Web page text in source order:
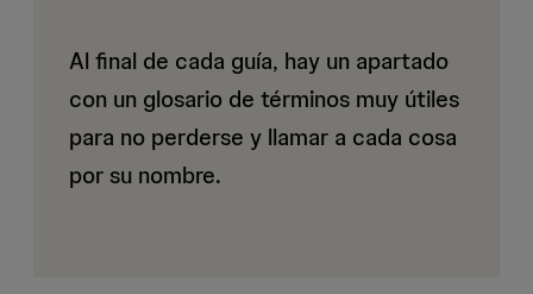
Al final de cada guía, hay un apartado
con un glosario de términos muy útiles
para no perderse y llamar a cada cosa
por su nombre.